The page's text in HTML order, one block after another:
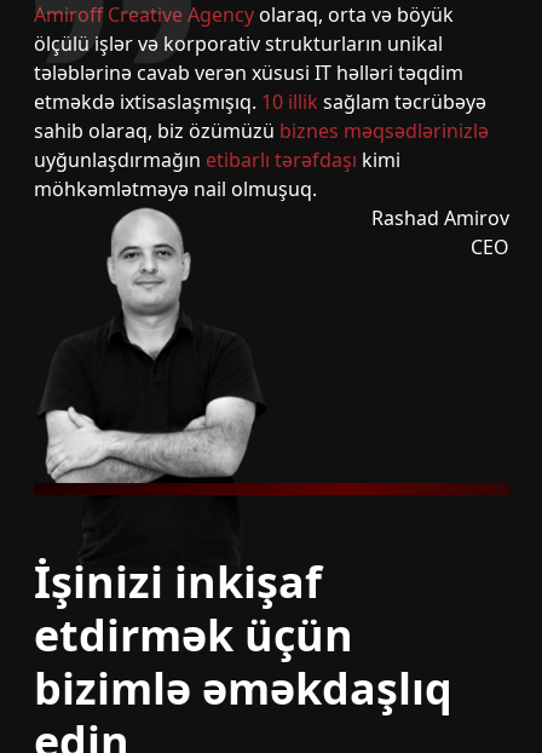
Amiroff Creative Agencyolaraq, orta və böyük
ölçülü işlər və korporativ strukturların unikal
tələblərinə cavab verən xüsusi IT həlləri təqdim
etməkdə ixtisaslaşmışıq. 10 illik sağlam təcrübəyə
sahib olaraq, biz özümüzü biznes məqsədlərinizlə
uyğunlaşdırmağın etibarlı tərəfdaşı kimi
möhkəmlətməyə nail olmuşuq.
Rashad Amirov
CEO
İşinizi inkişaf
etdirmək üçün
bizimlə əməkdaşlıq